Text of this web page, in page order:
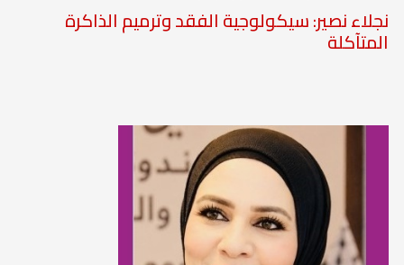
نجلاء نصير: سيكولوجية الفقد وترميم الذاكرة
المتآكلة